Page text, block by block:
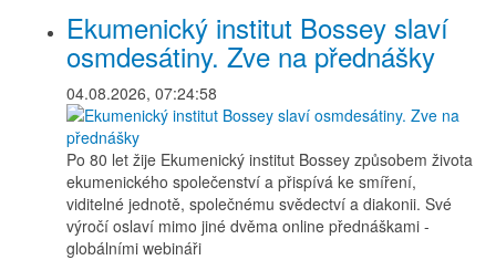
Ekumenický institut Bossey slaví
osmdesátiny. Zve na přednášky
04.08.2026, 07:24:58
Po 80 let žije Ekumenický institut Bossey způsobem života
ekumenického společenství a přispívá ke smíření,
viditelné jednotě, společnému svědectví a diakonii. Své
výročí oslaví mimo jiné dvěma online přednáškami -
globálními webináři